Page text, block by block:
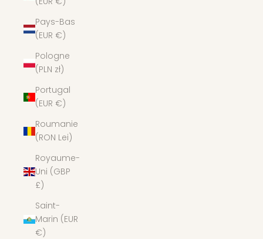
Pays-Bas
(EUR €)
Pologne
(PLN zł)
Portugal
(EUR €)
Roumanie
(RON Lei)
Royaume-
Uni (GBP
£)
Saint-
Marin (EUR
€)